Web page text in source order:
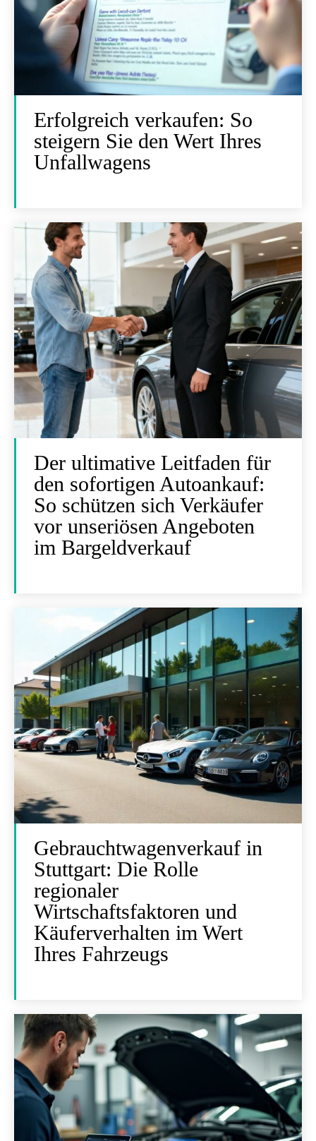
Erfolgreich verkaufen: So
steigern Sie den Wert Ihres
Unfallwagens
Der ultimative Leitfaden für
den sofortigen Autoankauf:
So schützen sich Verkäufer
vor unseriösen Angeboten
im Bargeldverkauf
Gebrauchtwagenverkauf in
Stuttgart: Die Rolle
regionaler
Wirtschaftsfaktoren und
Käuferverhalten im Wert
Ihres Fahrzeugs